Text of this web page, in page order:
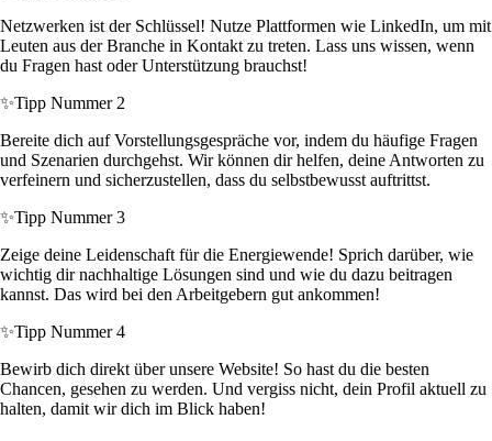
Netzwerken ist der Schlüssel! Nutze Plattformen wie LinkedIn, um mit
Leuten aus der Branche in Kontakt zu treten. Lass uns wissen, wenn
du Fragen hast oder Unterstützung brauchst!
✨Tipp Nummer 2
Bereite dich auf Vorstellungsgespräche vor, indem du häufige Fragen
und Szenarien durchgehst. Wir können dir helfen, deine Antworten zu
verfeinern und sicherzustellen, dass du selbstbewusst auftrittst.
✨Tipp Nummer 3
Zeige deine Leidenschaft für die Energiewende! Sprich darüber, wie
wichtig dir nachhaltige Lösungen sind und wie du dazu beitragen
kannst. Das wird bei den Arbeitgebern gut ankommen!
✨Tipp Nummer 4
Bewirb dich direkt über unsere Website! So hast du die besten
Chancen, gesehen zu werden. Und vergiss nicht, dein Profil aktuell zu
halten, damit wir dich im Blick haben!